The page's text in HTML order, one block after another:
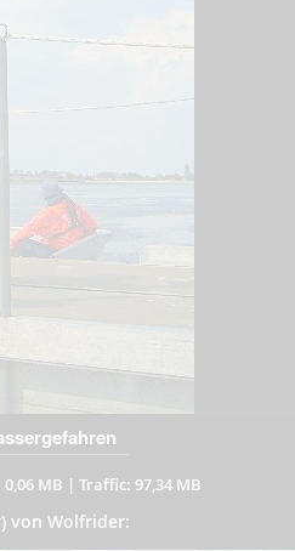
MB | Traffic: 97,34 MB
von Wolfrider: